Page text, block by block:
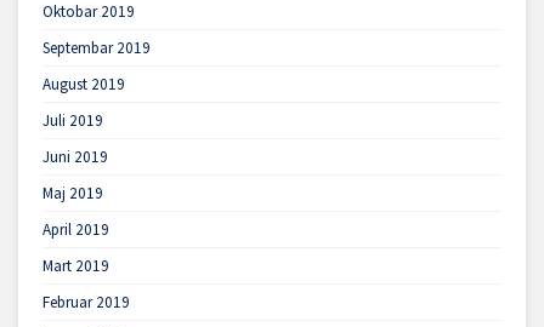
Oktobar 2019
Septembar 2019
August 2019
Juli 2019
Juni 2019
Maj 2019
April 2019
Mart 2019
Februar 2019